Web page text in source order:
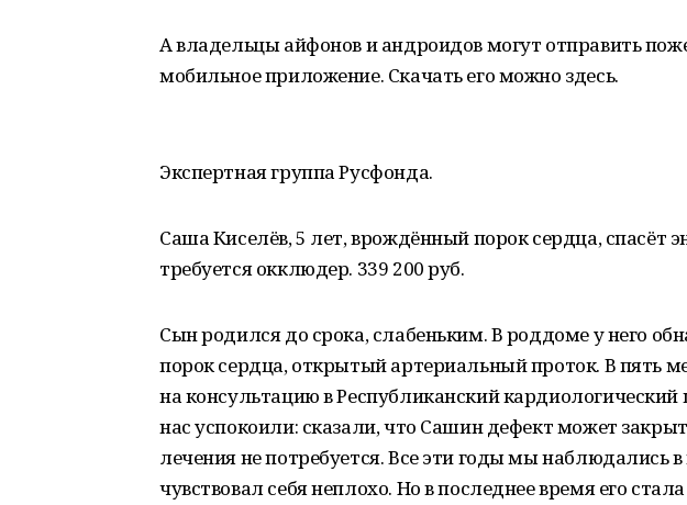
А владельцы айфонов и андроидов могут отправить
мобильное приложение. Скачать его можно здесь.
Экспертная группа Русфонда.
Саша Киселёв, 5 лет, врождённый порок сердца, спасёт
требуется окклюдер. 339 200 руб.
Сын родился до срока, слабеньким. В роддоме у него
порок сердца, открытый артериальный проток. В пять
на консультацию в Республиканский
нас успокоили: сказали, что Сашин дефект может
лечения не потребуется. Все эти годы мы наблюдались
чувствовал себя неплохо. Но в последнее время его